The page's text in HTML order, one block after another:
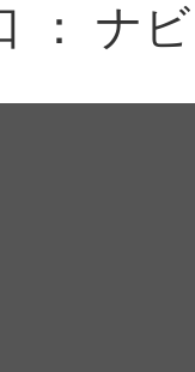
： ナ